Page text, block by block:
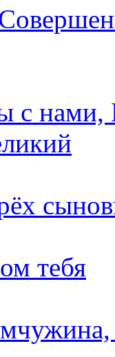
с нами,
тебя